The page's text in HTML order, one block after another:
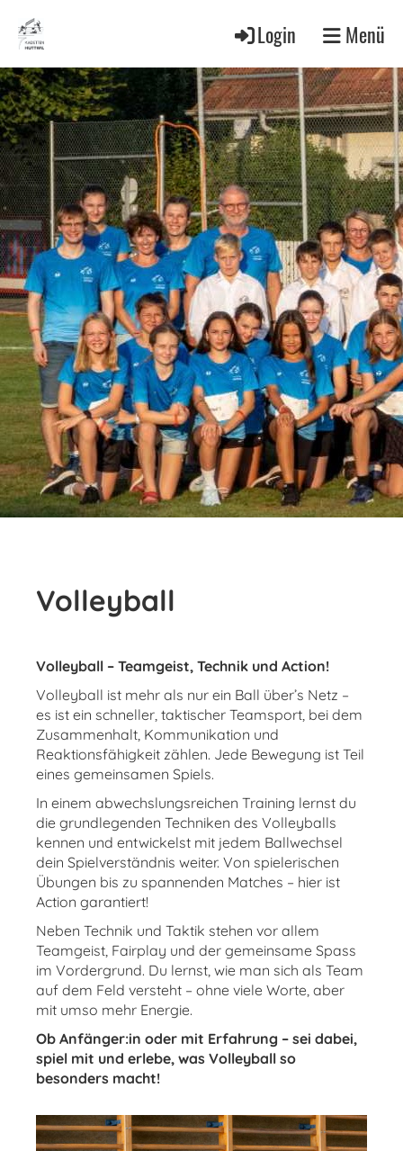
Login Menü
Volleyball
Volleyball – Teamgeist, Technik und Action!
Volleyball ist mehr als nur ein Ball über’s Netz –
es ist ein schneller, taktischer Teamsport, bei dem
Zusammenhalt, Kommunikation und
Reaktionsfähigkeit zählen. Jede Bewegung ist Teil
eines gemeinsamen Spiels.
In einem abwechslungsreichen Training lernst du
die grundlegenden Techniken des Volleyballs
kennen und entwickelst mit jedem Ballwechsel
dein Spielverständnis weiter. Von spielerischen
Übungen bis zu spannenden Matches – hier ist
Action garantiert!
Neben Technik und Taktik stehen vor allem
Teamgeist, Fairplay und der gemeinsame Spass
im Vordergrund. Du lernst, wie man sich als Team
auf dem Feld versteht – ohne viele Worte, aber
mit umso mehr Energie.
Ob Anfänger:in oder mit Erfahrung – sei dabei,
spiel mit und erlebe, was Volleyball so
besonders macht!